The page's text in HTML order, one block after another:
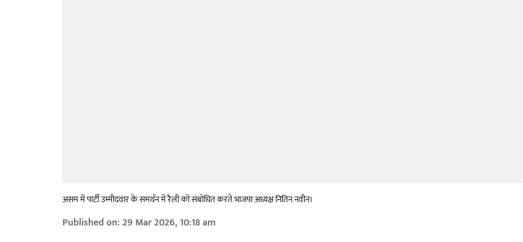
असम में पार्टी उम्मीदवार के समर्थन में रैली को संबोधित करते भाजपा अध्यक्ष नितिन नवीन।
Published on:29 Mar 2026, 10:18 am